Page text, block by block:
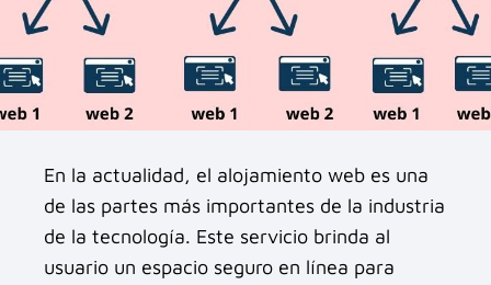
En la actualidad, el alojamiento web es una
de las partes más importantes de la industria
de la tecnología. Este servicio brinda al
usuario un espacio seguro en línea para